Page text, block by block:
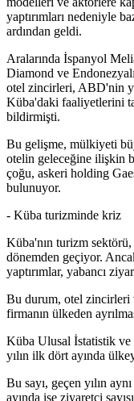
yaptırımları nedeniyle
ardından geldi.
Aralarında İspanyol
Diamond ve
otel zincirleri, ABD'nin
Küba'daki faaliyetlerini
bildirmişti.
Bu gelişme, mülkiyeti
otelin geleceğine ilişkin
çoğu, askeri holding
bulunuyor.
- Küba turizminde kriz
Küba'nın turizm
dönemden geçiyor.
yaptırımlar, yabancı
Bu durum, otel zincirleri
firmanın ülkeden
Küba Ulusal İstatistik
yılın ilk dört ayında
Bu sayı, geçen yılın
ayında ise ziyaretçi